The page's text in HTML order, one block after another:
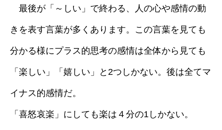
最後が「～しい」で終わる、人の心や感情の動
きを表す言葉が多くあります。この言葉を見ても
分かる様にプラス的思考の感情は全体から見ても
「楽しい」「嬉しい」と2つしかない。後は全てマ
イナス的感情だ。
「喜怒哀楽」にしても楽は４分の1しかない。